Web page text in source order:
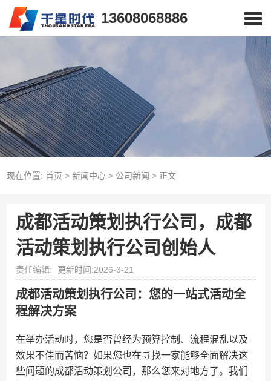
13608068886
现在位置: 首页 > 新闻中心> 公司新闻 > 正文
成都活动策划执行公司，成都
活动策划执行公司创始人
责任编辑: 更新时间:2026-3-21
成都活动策划执行公司：您的一站式活动全
程解决方案
在举办活动时，您是否曾经为预算控制、流程混乱以及
效果不佳而苦恼？如果您也在寻找一家能够全面解决这
些问题的成都活动策划公司，那么您来对地方了。我们